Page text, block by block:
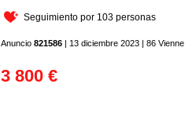
Seguimiento por 103 personas
Anuncio821586 | 13 diciembre 2023 | 86 Vienne
3 800 €